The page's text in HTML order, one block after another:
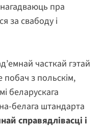
пра
за свабоду і
часткай гэтай
побач з польскім,
беларускага
белага штандарта
справядлівасці і